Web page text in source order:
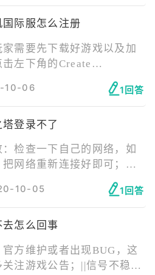
戏安装包重新安装游戏。
际服怎么注册
需要先下载好游戏以及加
左下角的Create
注册新账号，填写好相应资
10-06 1回答
登录不了
检查一下自己的网络，如
网络重新连接好即可；服
服务器维修结束即可；安
误需要玩家卸载游戏后，
戏安装包重新安装游戏。
10-05 1回答
怎么回事
方维护或者出现BUG，这
注游戏公告；||信号不稳